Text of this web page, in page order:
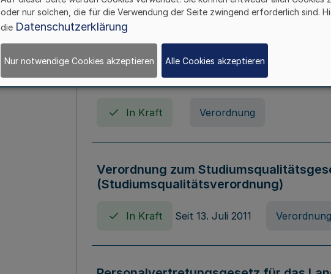
In Kraft Seit 01. April 2008 Gesetz
Verordnung über Beihilfen in Geburts-
Todesfällen (Beihilfenverordnung NRW
In Kraft Verordnung
Verordnung zum
(Studiumsqualitätsverordnung)
In Kraft Seit 13. Juli 2011 Verordnung
oder nur solchen, die für die Verwendung der Seite zwingend erforderlich sind.
die Datenschutzerklärung
Nur notwendige Cookies akzeptieren Alle Cookies akzeptieren